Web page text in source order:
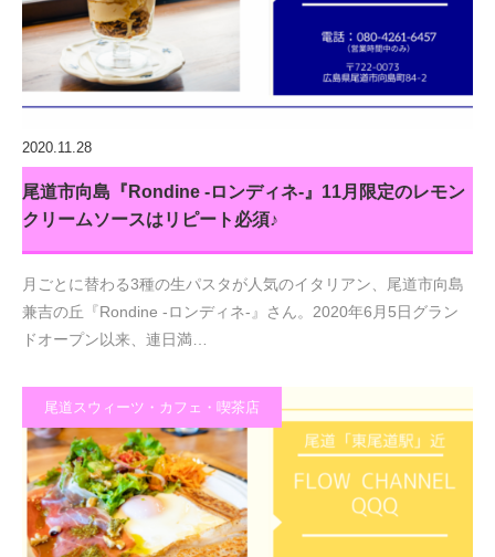
2020.11.28
尾道市向島『Rondine -ロンディネ-』11月限定のレモン
クリームソースはリピート必須♪
月ごとに替わる3種の生パスタが人気のイタリアン、尾道市向島
兼吉の丘『Rondine -ロンディネ-』さん。2020年6月5日グラン
ドオープン以来、連日満…
尾道スウィーツ・カフェ・喫茶店